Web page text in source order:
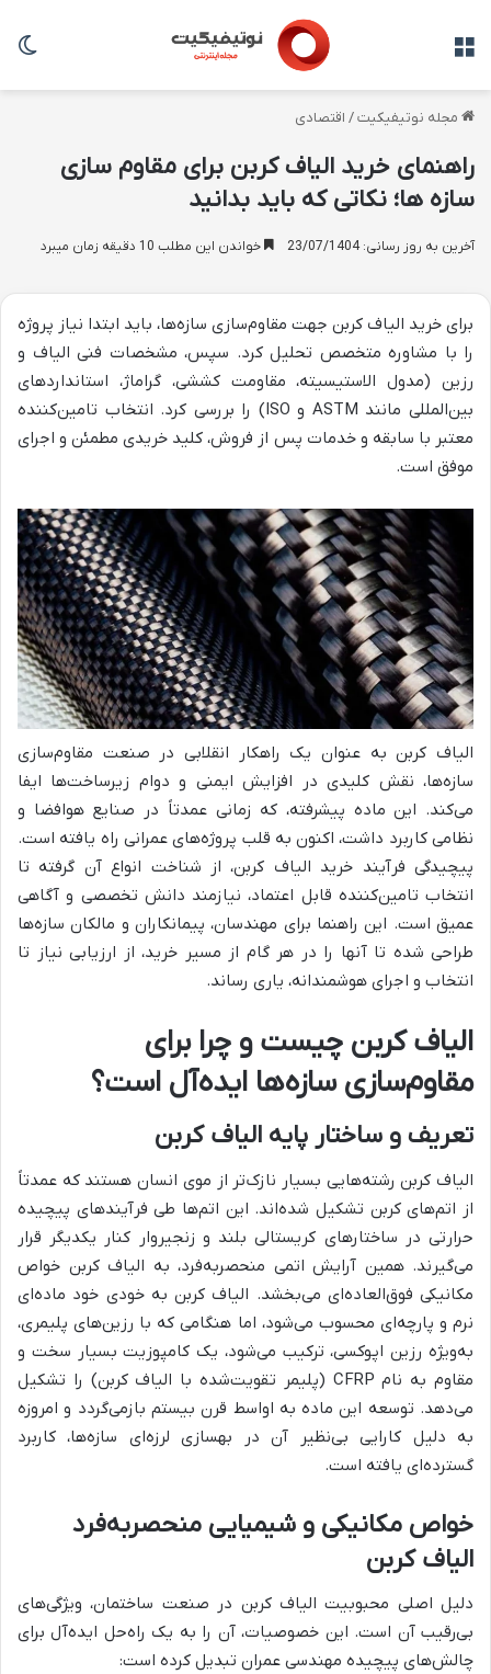
مجله نوتیفیکیت/ اقتصادی
راهنمای خرید الیاف کربن برای مقاوم سازی
سازه ها؛ نکاتی که باید بدانید
آخرین به روز رسانی: 23/07/1404 خواندن این مطلب 10 دقیقه زمان میبرد
برای خرید الیاف کربن جهت مقاوم‌سازی سازه‌ها، باید ابتدا نیاز پروژه
را با مشاوره متخصص تحلیل کرد. سپس، مشخصات فنی الیاف و
رزین (مدول الاستیسیته، مقاومت کششی، گراماژ، استانداردهای
بین‌المللی مانند ASTM و ISO) را بررسی کرد. انتخاب تامین‌کننده
معتبر با سابقه و خدمات پس از فروش، کلید خریدی مطمئن و اجرای
موفق است.
الیاف کربن به عنوان یک راهکار انقلابی در صنعت مقاوم‌سازی
سازه‌ها، نقش کلیدی در افزایش ایمنی و دوام زیرساخت‌ها ایفا
می‌کند. این ماده پیشرفته، که زمانی عمدتاً در صنایع هوافضا و
نظامی کاربرد داشت، اکنون به قلب پروژه‌های عمرانی راه یافته است.
پیچیدگی فرآیند خرید الیاف کربن، از شناخت انواع آن گرفته تا
انتخاب تامین‌کننده قابل اعتماد، نیازمند دانش تخصصی و آگاهی
عمیق است. این راهنما برای مهندسان، پیمانکاران و مالکان سازه‌ها
طراحی شده تا آنها را در هر گام از مسیر خرید، از ارزیابی نیاز تا
انتخاب و اجرای هوشمندانه، یاری رساند.
الیاف کربن چیست و چرا برای
مقاوم‌سازی سازه‌ها ایده‌آل است؟
تعریف و ساختار پایه الیاف کربن
الیاف کربن رشته‌هایی بسیار نازک‌تر از موی انسان هستند که عمدتاً
از اتم‌های کربن تشکیل شده‌اند. این اتم‌ها طی فرآیندهای پیچیده
حرارتی در ساختارهای کریستالی بلند و زنجیروار کنار یکدیگر قرار
می‌گیرند. همین آرایش اتمی منحصربه‌فرد، به الیاف کربن خواص
مکانیکی فوق‌العاده‌ای می‌بخشد. الیاف کربن به خودی خود ماده‌ای
نرم و پارچه‌ای محسوب می‌شود، اما هنگامی که با رزین‌های پلیمری،
به‌ویژه رزین اپوکسی، ترکیب می‌شود، یک کامپوزیت بسیار سخت و
مقاوم به نام CFRP (پلیمر تقویت‌شده با الیاف کربن) را تشکیل
می‌دهد. توسعه این ماده به اواسط قرن بیستم بازمی‌گردد و امروزه
به دلیل کارایی بی‌نظیر آن در بهسازی لرزه‌ای سازه‌ها، کاربرد
گسترده‌ای یافته است.
خواص مکانیکی و شیمیایی منحصربه‌فرد
الیاف کربن
دلیل اصلی محبوبیت الیاف کربن در صنعت ساختمان، ویژگی‌های
بی‌رقیب آن است. این خصوصیات، آن را به یک راه‌حل ایده‌آل برای
چالش‌های پیچیده مهندسی عمران تبدیل کرده است: